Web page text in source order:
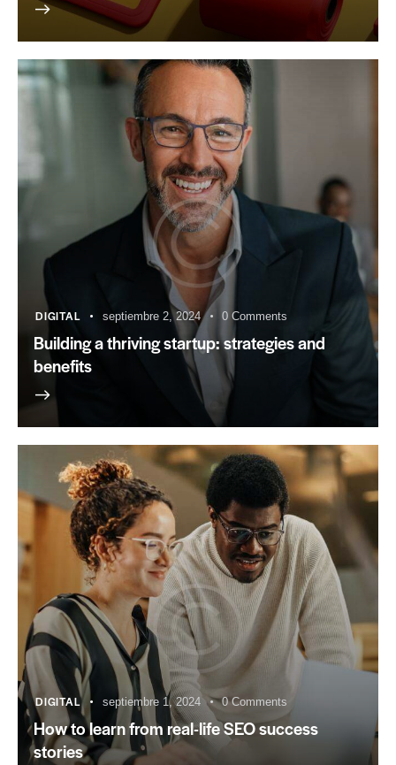
DIGITAL septiembre 2, 2024 0 Comments
Building a thriving startup: strategies and
benefits
DIGITAL septiembre 1, 2024 0 Comments
How to learn from real-life SEO success
stories